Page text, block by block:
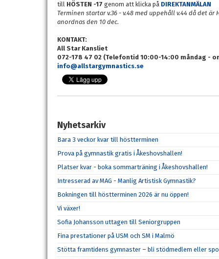
till HÖSTEN -17 genom att klicka på DIREKTANMÄLAN
Terminen startar v.36 - v.48 med uppehåll v.44 då det
anordnas den 10 dec.
KONTAKT:
All Star Kansliet
072-178 47 02 (Telefontid 10:00-14:00 måndag -
info@allstargymnastics.se
Nyhetsarkiv
Bara 3 veckor kvar till höstterminen
Prova på gymnastik gratis i Åkeshovshallen!
Platser kvar - boka sommarträning i Åkeshovshallen!
Intresserad av MAG - Manlig Artistisk Gymnastik?
Bokningen till höstterminen 2026 är nu öppen!
Vi växer!
Sofia Johansson uttagen till Seniorgruppen
Fina prestationer på USM och SM i Malmö
Stötta framtidens gymnaster – bli stödmedlem eller